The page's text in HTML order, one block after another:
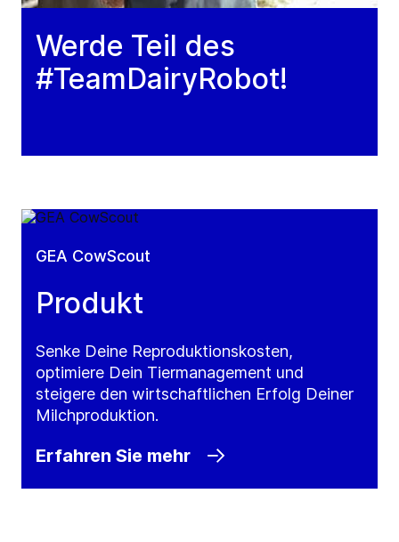
Werde Teil des
#TeamDairyRobot!
GEA CowScout
Produkt
Senke Deine Reproduktionskosten,
optimiere Dein Tiermanagement und
steigere den wirtschaftlichen Erfolg Deiner
Milchproduktion.
Erfahren Sie mehr